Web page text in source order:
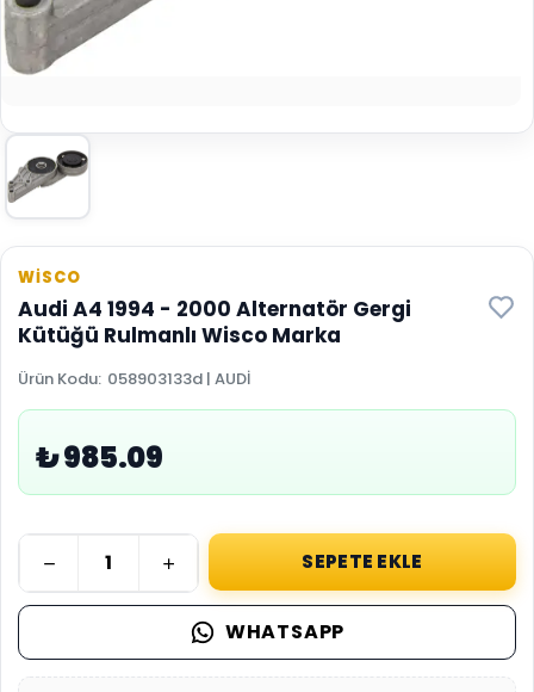
WİSCO
Audi A4 1994 - 2000 Alternatör Gergi
Kütüğü Rulmanlı Wisco Marka
Ürün Kodu: 058903133d | AUDİ
₺ 985.09
SEPETE EKLE
WHATSAPP